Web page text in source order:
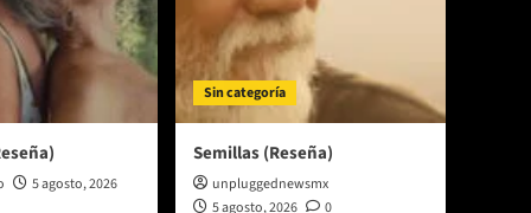
5 agosto, 2026
Sin categoría
Semillas (Reseña)
unpluggednewsmx
5 agosto, 2026
0